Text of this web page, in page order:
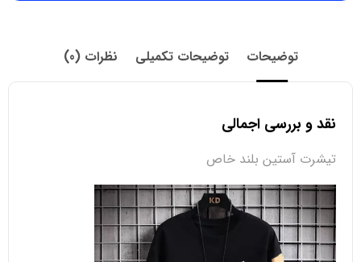
توضیحات توضیحات تکمیلی نظرات (0)
نقد و بررسی اجمالی
تیشرت آستین بلند خاص